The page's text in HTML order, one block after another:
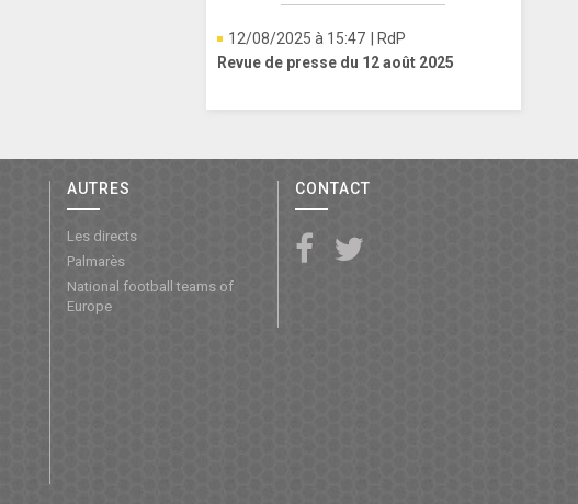
12/08/2025 à 15:47
| RdP
Revue de presse du 12 août 2025
AUTRES
Les directs
Palmarès
National football teams of
Europe
CONTACT